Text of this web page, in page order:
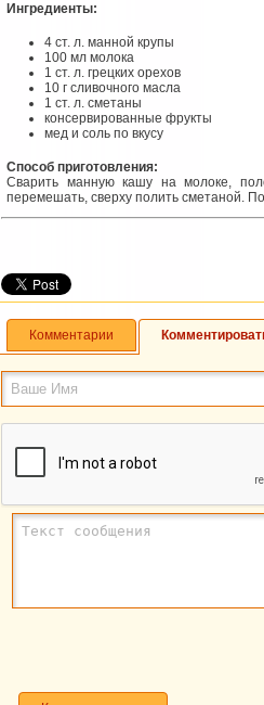
Ингредиенты:
4 ст. л. манной крупы
100 мл молока
1 ст. л. грецких орехов
10 г сливочного масла
1 ст. л. сметаны
консервированные фрукты
мед и соль по вкусу
Способ приготовления:
Сварить манную кашу на молоке,
перемешать, сверху полить сметаной.
Комментарии